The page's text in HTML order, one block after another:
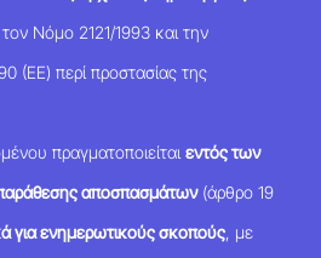
Νόμο 2121/1993 και την
(ΕΕ) περί προστασίας της
πραγματοποιείταιεντός των
αποσπασμάτων(άρθρο 19
για ενημερωτικούς σκοπούς , με